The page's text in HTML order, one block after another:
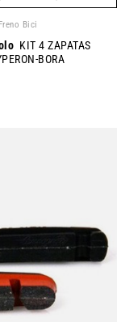
Bici
KIT 4 ZAPATAS
BORA